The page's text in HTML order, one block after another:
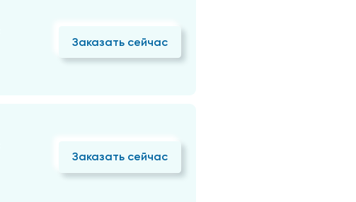
Заказать сейчас
Заказать сейчас